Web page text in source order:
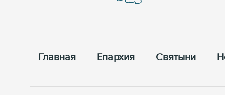
Главная Епархия Cвятыни